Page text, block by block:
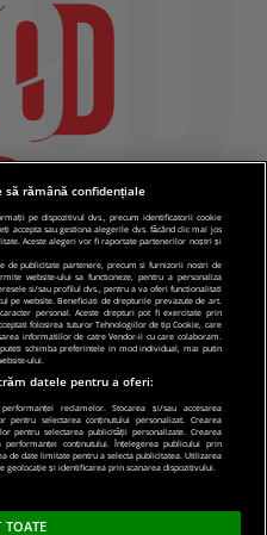
de Cookie|Politica
să rămână confidențiale
pe dispozitivul dvs., precum identificatorii cookie
accepta sau gestiona alegerile dvs. făcând clic mai jos
Aceste alegeri vor fi raportate partenerilor noștri și
de publicitate partenere, precum si furnizorii nostri de
website-ului sa functioneze, pentru a personaliza
si/sau profilul dvs., pentru a va oferi functionalitati
pe website. Beneficiati de drepturile prevazute de art.
personal. Aceste drepturi pot fi exercitate prin
folosirea tuturor Tehnologiilor de tip Cookie, care
informatiilor de catre Vendor-ii cu care colaboram.
puteti schimba preferintele in mod individual, mai putin
ului.
datele pentru a oferi:
reclamelor. Stocarea și/sau accesarea
selectarea conținutului personalizat. Crearea
pentru selectarea publicității personalizate. Crearea
conținutului. Înțelegerea publicului prin
de date limitate pentru a selecta publicitatea. Utilizarea
geolocație și identificarea prin scanarea dispozitivului.
TOATE